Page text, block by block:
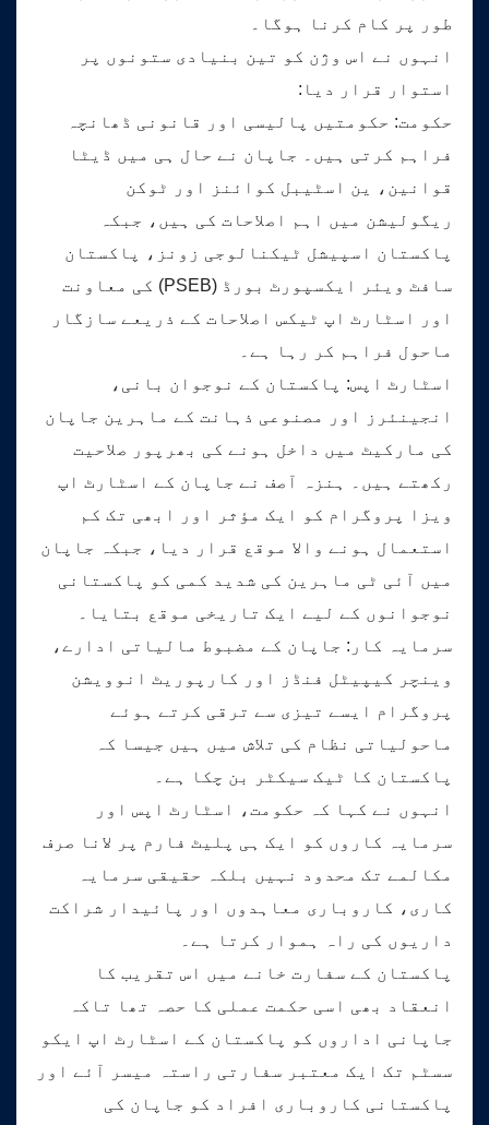
طور پر کام کرنا ہوگا۔
انہوں نے اس وژن کو تین بنیادی ستونوں پر
استوار قرار دیا:
حکومت: حکومتیں پالیسی اور قانونی ڈھانچہ
فراہم کرتی ہیں۔ جاپان نے حال ہی میں ڈیٹا
قوانین، ین اسٹیبل کوائنز اور ٹوکن
ریگولیشن میں اہم اصلاحات کی ہیں، جبکہ
پاکستان اسپیشل ٹیکنالوجی زونز، پاکستان
سافٹ ویئر ایکسپورٹ بورڈ (PSEB) کی معاونت
اور اسٹارٹ اپ ٹیکس اصلاحات کے ذریعے سازگار
ماحول فراہم کر رہا ہے۔
اسٹارٹ اپس: پاکستان کے نوجوان بانی،
انجینئرز اور مصنوعی ذہانت کے ماہرین جاپان
کی مارکیٹ میں داخل ہونے کی بھرپور صلاحیت
رکھتے ہیں۔ ہنزہ آصف نے جاپان کے اسٹارٹ اپ
ویزا پروگرام کو ایک مؤثر اور ابھی تک کم
استعمال ہونے والا موقع قرار دیا، جبکہ جاپان
میں آئی ٹی ماہرین کی شدید کمی کو پاکستانی
نوجوانوں کے لیے ایک تاریخی موقع بتایا۔
سرمایہ کار: جاپان کے مضبوط مالیاتی ادارے،
وینچر کیپیٹل فنڈز اور کارپوریٹ انوویشن
پروگرام ایسے تیزی سے ترقی کرتے ہوئے
ماحولیاتی نظام کی تلاش میں ہیں جیسا کہ
پاکستان کا ٹیک سیکٹر بن چکا ہے۔
انہوں نے کہا کہ حکومت، اسٹارٹ اپس اور
سرمایہ کاروں کو ایک ہی پلیٹ فارم پر لانا صرف
مکالمے تک محدود نہیں بلکہ حقیقی سرمایہ
کاری، کاروباری معاہدوں اور پائیدار شراکت
داریوں کی راہ ہموار کرتا ہے۔
پاکستان کے سفارت خانے میں اس تقریب کا
انعقاد بھی اسی حکمت عملی کا حصہ تھا تاکہ
جاپانی اداروں کو پاکستان کے اسٹارٹ اپ ایکو
سسٹم تک ایک معتبر سفارتی راستہ میسر آئے اور
پاکستانی کاروباری افراد کو جاپان کی